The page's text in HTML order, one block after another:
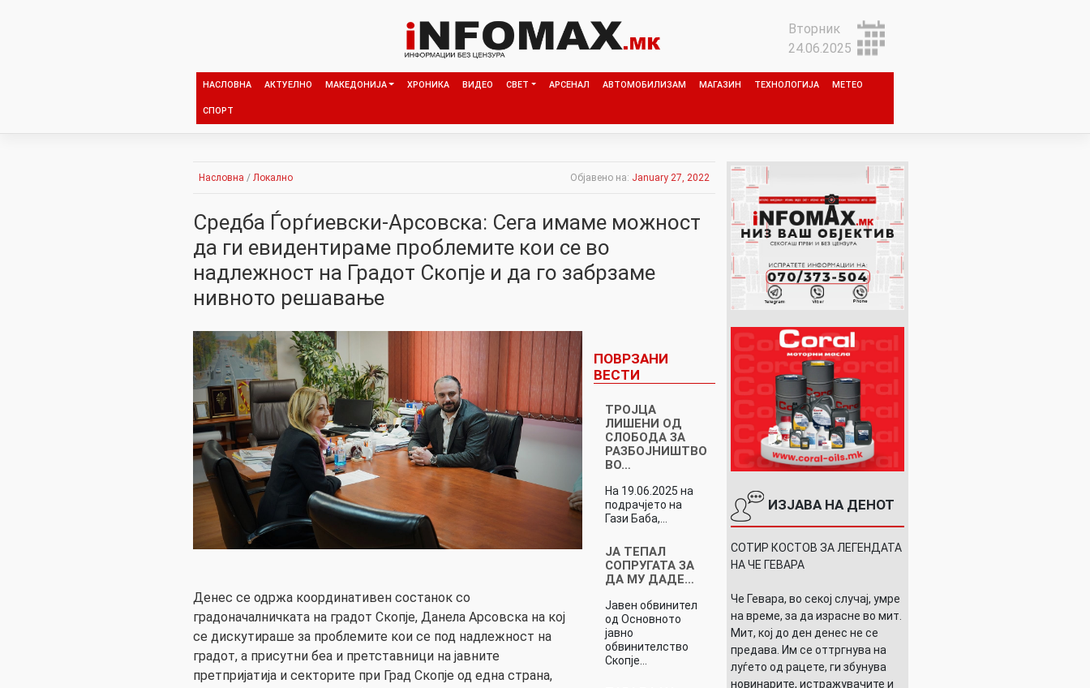
Вторник
24.06.2025
НАСЛОВНА АКТУЕЛНО МАКЕДОНИЈА ХРОНИКА ВИДЕО СВЕТ АРСЕНАЛ АВТОМОБИЛИЗАМ МАГАЗИН ТЕХНОЛОГИЈА МЕТЕО
СПОРТ
Насловна / Локално Објавено на: January 27, 2022
Средба Ѓорѓиевски-Арсовска: Сега имаме можност
да ги евидентираме проблемите кои се во
надлежност на Градот Скопје и да го забрзаме
нивното решавање
Денес се одржа координативен состанок со
градоначалничката на градот Скопје, Данела Арсовска на кој
се дискутираше за проблемите кои се под надлежност на
градот, а присутни беа и претставници на јавните
претпријатија и секторите при Град Скопје од една страна,
ПОВРЗАНИ
ВЕСТИ
ТРОЈЦА
ЛИШЕНИ ОД
СЛОБОДА ЗА
РАЗБОЈНИШТВО
ВО…
На 19.06.2025 на
подрачјето на
Гази Баба,…
ЈА ТЕПАЛ
СОПРУГАТА ЗА
ДА МУ ДАДЕ…
Јавен обвинител
од Основното
јавно
обвинителство
Скопје…
ИЗЈАВА НА ДЕНОТ
СОТИР КОСТОВ ЗА ЛЕГЕНДАТА
НА ЧЕ ГЕВАРА
Че Гевара, во секој случај, умре
на време, за да израсне во мит.
Мит, кој до ден денес не се
предава. Им се оттргнува на
луѓето од рацете, ги збунува
новинарите, истражувачите и